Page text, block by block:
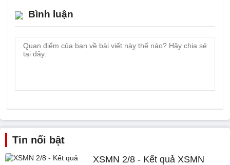
Bình luận
Tin nổi bật
XSMN 2/8 - Kết quả XSMN